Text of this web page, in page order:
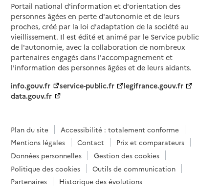
Portail national d'information et d'orientation des
personnes âgées en perte d'autonomie et de leurs
proches, créé par la loi d'adaptation de la société au
vieillissement. Il est édité et animé par le Service public
de l'autonomie, avec la collaboration de nombreux
partenaires engagés dans l'accompagnement et
l'information des personnes âgées et de leurs aidants.
info.gouv.fr
service-public.fr
legifrance.gouv.fr
data.gouv.fr
Plan du site
Accessibilité : totalement conforme
Mentions légales
Contact
Prix et comparateurs
Données personnelles
Gestion des cookies
Politique des cookies
Outils de communication
Partenaires
Historique des évolutions